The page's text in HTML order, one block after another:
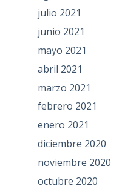
julio 2021
junio 2021
mayo 2021
abril 2021
marzo 2021
febrero 2021
enero 2021
diciembre 2020
noviembre 2020
octubre 2020